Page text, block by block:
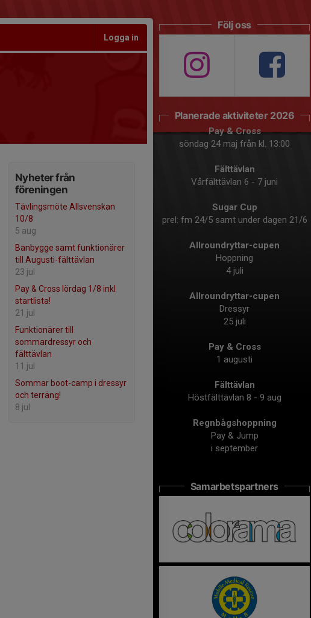
Logga in
Nyheter från
föreningen
Tävlingsmöte Allsvenskan
10/8
5 aug
Banbygge samt funktionärer
till Augusti-fälttävlan
23 jul
Pay & Cross lördag 1/8 inkl
startlista!
21 jul
Funktionärer till
sommardressyr och
fälttävlan
11 jul
Sommar boot-camp i dressyr
och terräng!
8 jul
Följ oss
Planerade aktiviteter 2026
Pay & Cross
söndag 24 maj från kl. 13:00
Fälttävlan
Vårfälttävlan 6 - 7 juni
Sugar Cup
prel: fm 24/5 samt under dagen 21/6
Allroundryttar-cupen
Hoppning
4 juli
Allroundryttar-cupen
Dressyr
25 juli
Pay & Cross
1 augusti
Fälttävlan
Höstfälttävlan 8 - 9 aug
Regnbågshoppning
Pay & Jump
i september
Samarbetspartners